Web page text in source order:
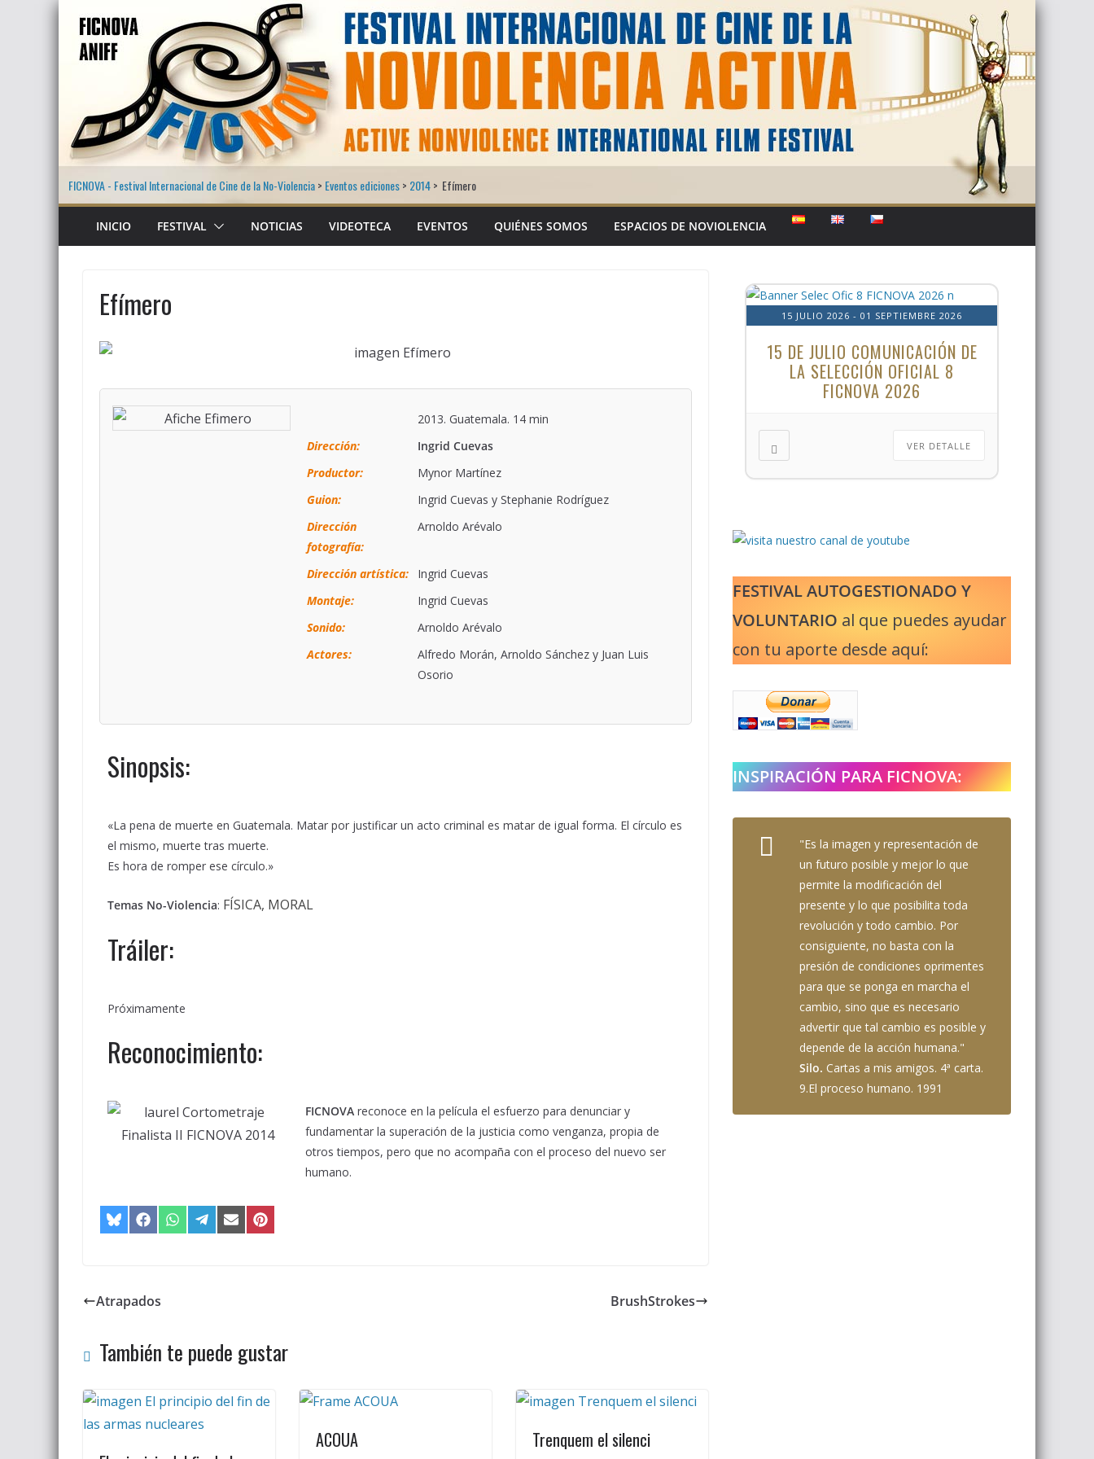
FICNOVA - Festival Internacional de Cine de la No-Violencia> Eventos ediciones> 2014> Efímero
INICIO FESTIVAL NOTICIAS VIDEOTECA EVENTOS QUIÉNES SOMOS ESPACIOS DE NOVIOLENCIA
Efímero
2013. Guatemala. 14 min
Dirección:
Ingrid Cuevas
Productor:
Mynor Martínez
Guion:
Ingrid Cuevas y Stephanie Rodríguez
Dirección
fotografía:
Arnoldo Arévalo
Dirección artística:
Ingrid Cuevas
Montaje:
Ingrid Cuevas
Sonido:
Arnoldo Arévalo
Actores:
Alfredo Morán, Arnoldo Sánchez y Juan Luis
Osorio
Sinopsis:
«La pena de muerte en Guatemala. Matar por justificar un acto criminal es matar de igual forma. El círculo es
el mismo, muerte tras muerte.
Es hora de romper ese círculo.»
Temas No-Violencia: FÍSICA, MORAL
Tráiler:
Próximamente
Reconocimiento:
FICNOVAreconoce en la película el esfuerzo para denunciar y
fundamentar la superación de la justicia como venganza, propia de
otros tiempos, pero que no acompaña con el proceso del nuevo ser
humano.
Atrapados BrushStrokes
También te puede gustar
ACOUA Trenquem el silenci
15 JULIO 2026 - 01 SEPTIEMBRE 2026
15 DE JULIO COMUNICACIÓN DE
LA SELECCIÓN OFICIAL 8
FICNOVA 2026
VER DETALLE
FESTIVAL AUTOGESTIONADO Y
VOLUNTARIO al que puedes ayudar
con tu aporte desde aquí:
INSPIRACIÓN PARA FICNOVA:
"Es la imagen y representación de
un futuro posible y mejor lo que
permite la modificación del
presente y lo que posibilita toda
revolución y todo cambio. Por
consiguiente, no basta con la
presión de condiciones oprimentes
para que se ponga en marcha el
cambio, sino que es necesario
advertir que tal cambio es posible y
depende de la acción humana."
Silo. Cartas a mis amigos. 4ª carta.
9.El proceso humano. 1991